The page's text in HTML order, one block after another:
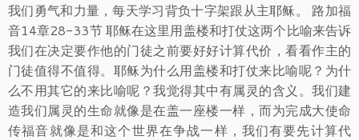
我们勇气和力量，每天学习背负十字架跟从主耶稣。 路加福
音14章28-33节 耶稣在这里用盖楼和打仗这两个比喻来告诉
我们在决定要作他的门徒之前要好好计算代价，看看作主的
门徒值得不值得。耶稣为什么用盖楼和打仗来比喻呢？为什
么不用其它的来比喻呢？我觉得其中有属灵的含义。我们建
造我们属灵的生命就像是在盖一座楼一样，而为完成大使命
传福音就像是和这个世界在争战一样，我们有要先计算代